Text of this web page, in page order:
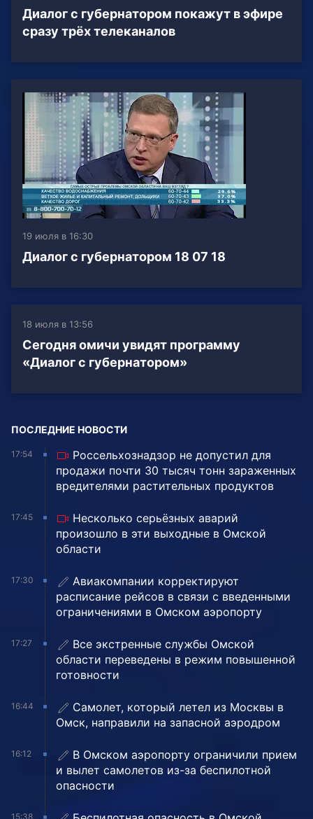
Диалог с губернатором покажут в эфире
сразу трёх телеканалов
19 июля в 16:30
Диалог с губернатором 18 07 18
18 июля в 13:56
Сегодня омичи увидят программу
«Диалог с губернатором»
ПОСЛЕДНИЕ НОВОСТИ
17:54
Россельхознадзор не допустил для
продажи почти 30 тысяч тонн зараженных
вредителями растительных продуктов
17:45
Несколько серьёзных аварий
произошло в эти выходные в Омской
области
17:30
Авиакомпании корректируют
расписание рейсов в связи с введенными
ограничениями в Омском аэропорту
17:27
Все экстренные службы Омской
области переведены в режим повышенной
готовности
16:44
Самолет, который летел из Москвы в
Омск, направили на запасной аэродром
16:12
В Омском аэропорту ограничили прием
и вылет самолетов из-за беспилотной
опасности
15:38